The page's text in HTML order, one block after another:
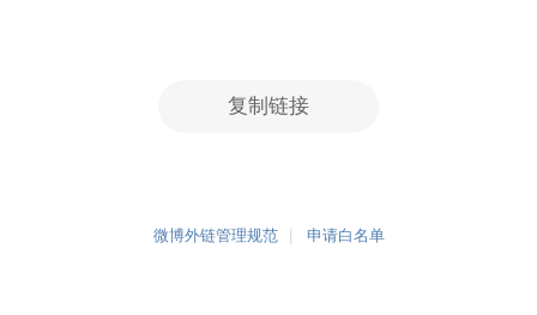
复制链接
微博外链管理规范 申请白名单